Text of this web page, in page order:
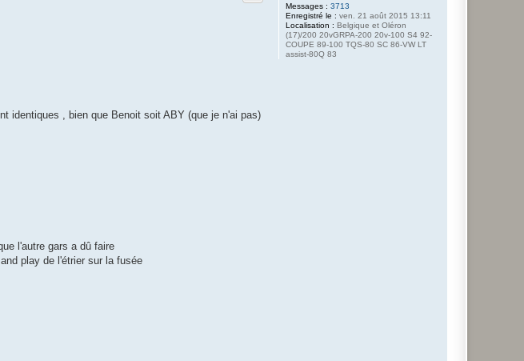
Messages : 3713
Enregistré le : ven. 21 août 2015 13:11
Localisation : Belgique et Oléron
(17)/200 20vGRPA-200 20v-100 S4 92-
COUPE 89-100 TQS-80 SC 86-VW LT
assist-80Q 83
identiques , bien que Benoit soit ABY (que je n'ai pas)
l'autre gars a dû faire
play de l'étrier sur la fusée